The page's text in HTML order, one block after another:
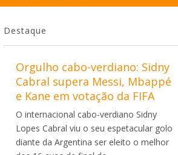
Destaque
Orgulho cabo-verdiano: Sidny
Cabral supera Messi, Mbappé
e Kane em votação da FIFA
O internacional cabo-verdiano Sidny
Lopes Cabral viu o seu espetacular golo
diante da Argentina ser eleito o melhor